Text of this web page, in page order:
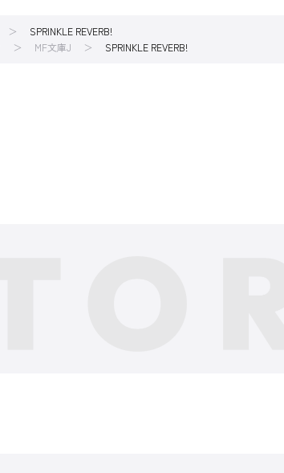
SPRINKLE REVERB!
MF文庫J SPRINKLE REVERB!